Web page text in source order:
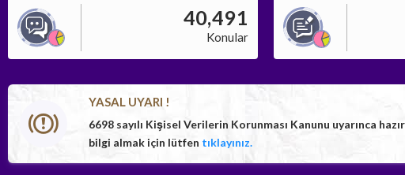
40,491
Konular
YASAL UYARI !
6698 sayılı Kişisel Verilerin Korunması Kanunu uyarınca
bilgi almak için lütfen tıklayınız.